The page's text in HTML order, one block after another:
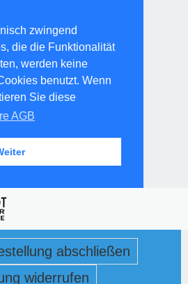
zwingend
die die Funktionalität
werden keine
benutzt. Wenn
Sie diese
AGB
abschließen
widerrufen